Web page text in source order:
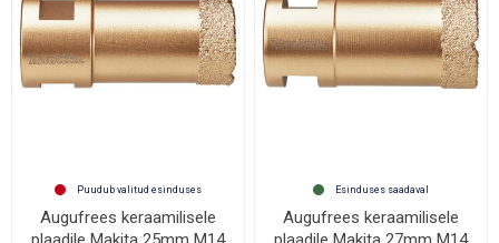
Puudub valitud esinduses
Augufrees keraamilisele
Esinduses saadaval
Augufrees keraamilisele